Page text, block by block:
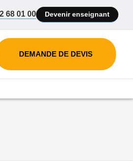
68 01 00 Devenir enseignant
DEMANDE DE DEVIS